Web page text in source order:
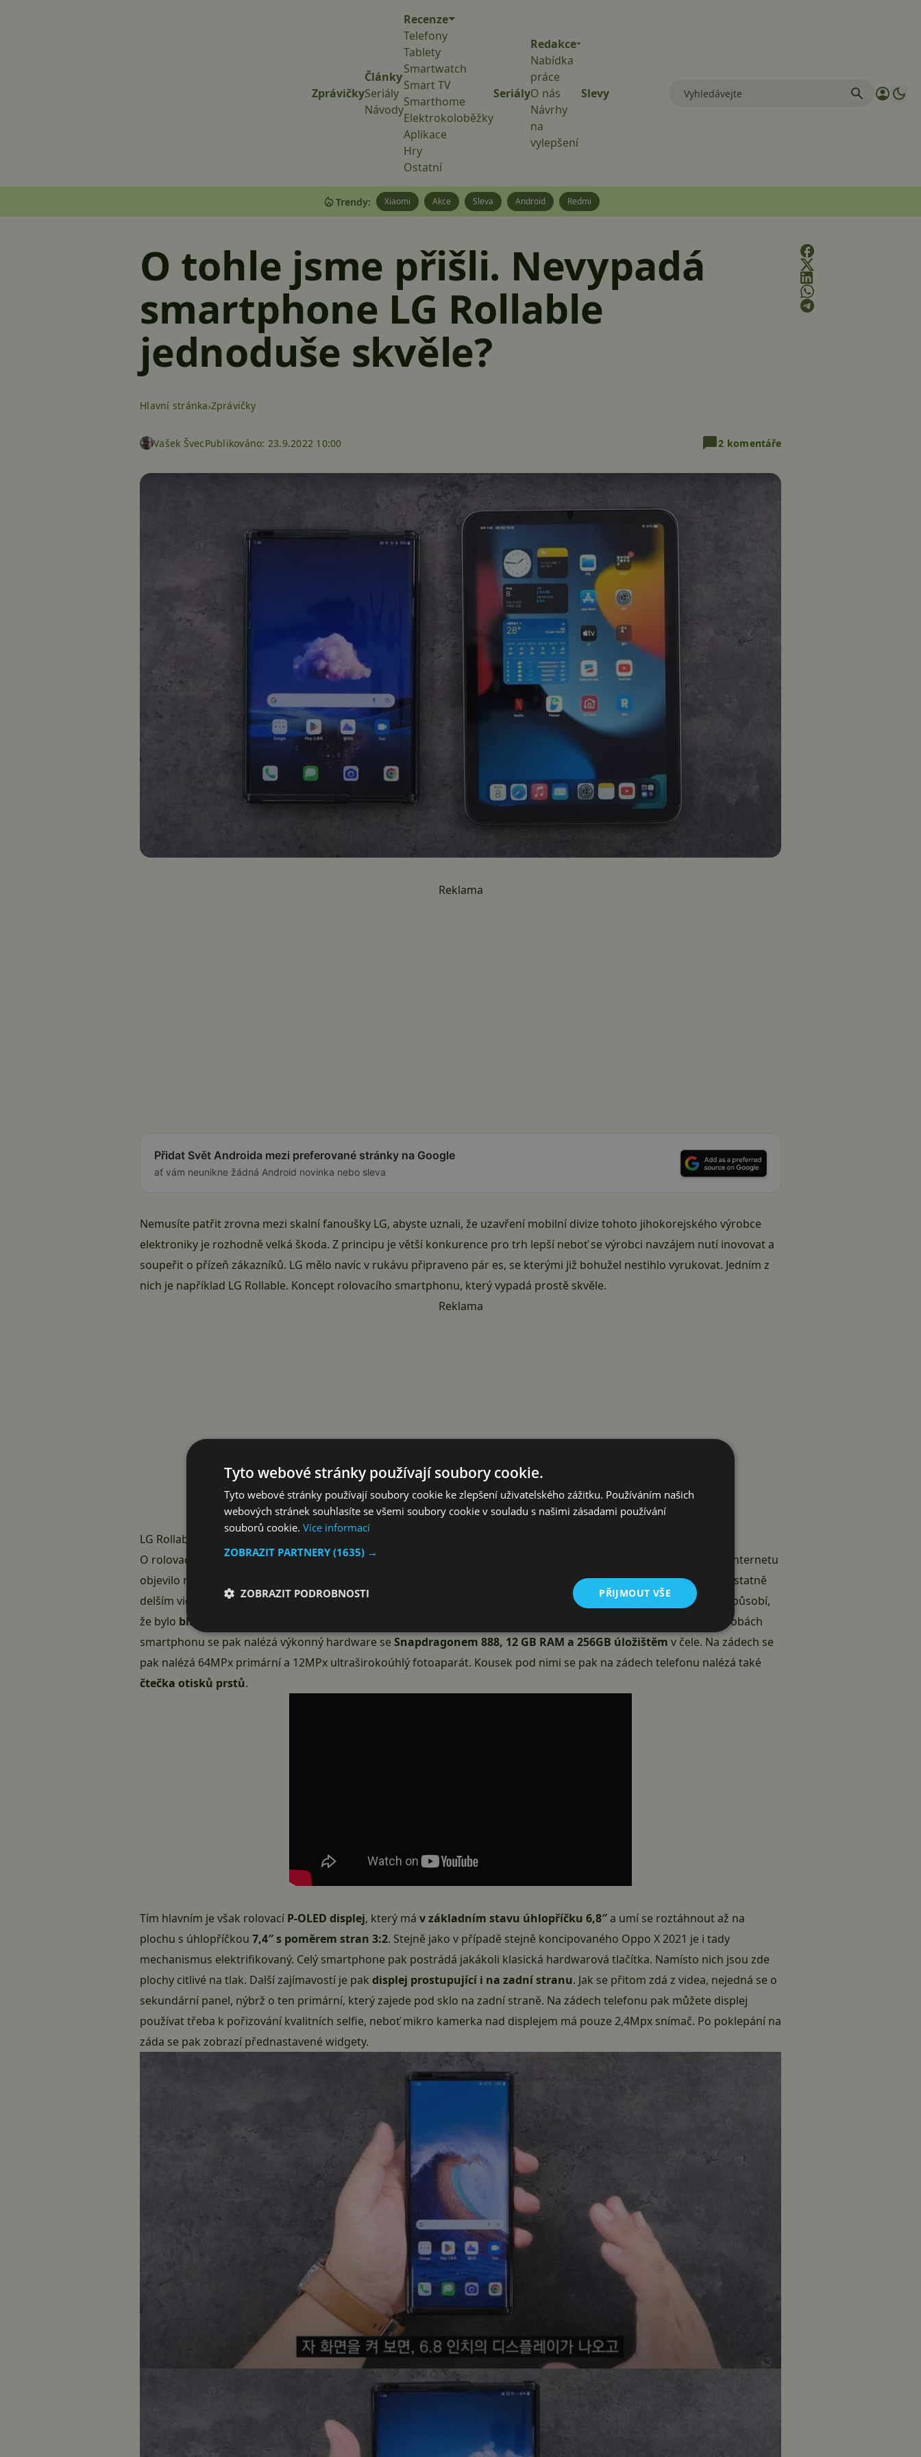
Zprávičky
Články
Seriály
Návody
Recenze
Telefony
Tablety
Smartwatch
Smart TV
Smarthome
Elektrokoloběžky
Aplikace
Hry
Ostatní
Seriály
Redakce
Nabídka
práce
O nás
Návrhy
na
vylepšení
Slevy
Trendy: Xiaomi Akce Sleva Android Redmi
O tohle jsme přišli. Nevypadá
smartphone LG Rollable
jednoduše skvěle?
Hlavní stránka Zprávičky
Vašek ŠvecPublikováno: 23.9.2022 10:00 2 komentáře
Reklama
Přidat Svět Androida mezi preferované stránky na Google
ať vám neunikne žádná Android novinka nebo sleva
Nemusíte patřit zrovna mezi skalní fanoušky LG, abyste uznali, že uzavření mobilní divize tohoto jihokorejského výrobce
elektroniky je rozhodně velká škoda. Z principu je větší konkurence pro trh lepší neboť se výrobci navzájem nutí inovovat a
soupeřit o přízeň zákazníků. LG mělo navíc v rukávu připraveno pár es, se kterými již bohužel nestihlo vyrukovat. Jedním z
nich je například LG Rollable. Koncept rolovacího smartphonu, který vypadá prostě skvěle.
Reklama
LG Rollable byl nadějný koncept
O rolovacím smartphonu od LG prosakovaly informace ještě před uzavřením mobilní divize výrobce a i poté se na internetu
objevilo několik krátkých videí, jelikož jeho prototypy skočily v rukou zaměstnanců LG. Nyní se však ukazuje na podstatně
delším videu, které poskytuje mnohem detailnější pohled na to, co mohlo být. Nutno poznamenat, že celé zařízení působí,
že bylo blízko finálnímu produktu
. Nasvědčuje tomu například prodejní balení, nebo originální flipový obal. V útrobách
smartphonu se pak nalézá výkonný hardware seSnapdragonem 888, 12 GB RAM a 256GB úložištěm v čele. Na zádech se
pak nalézá 64MPx primární a 12MPx ultraširokoúhlý fotoaparát. Kousek pod nimi se pak na zádech telefonu nalézá také
čtečka otisků prstů.
Tím hlavním je však rolovací P-OLED displej, který má v základním stavu úhlopříčku 6,8″a umí se roztáhnout až na
plochu s úhlopříčkou 7,4″ s poměrem stran 3:2. Stejně jako v případě stejně koncipovaného Oppo X 2021 je i tady
mechanismus elektrifikovaný. Celý smartphone pak postrádá jakákoli klasická hardwarová tlačítka. Namísto nich jsou zde
plochy citlivé na tlak. Další zajímavostí je pak displej prostupující i na zadní stranu. Jak se přitom zdá z videa, nejedná se o
sekundární panel, nýbrž o ten primární, který zajede pod sklo na zadní straně. Na zádech telefonu pak můžete displej
používat třeba k pořizování kvalitních selfie, neboť mikro kamerka nad displejem má pouze 2,4Mpx snímač. Po poklepání na
záda se pak zobrazí přednastavené widgety.
Tyto webové stránky používají soubory cookie.
Tyto webové stránky používají soubory cookie ke zlepšení uživatelského zážitku. Používáním našich
webových stránek souhlasíte se všemi soubory cookie v souladu s našimi zásadami používání
souborů cookie. Více informací
ZOBRAZIT PARTNERY(1635) →
PŘIJMOUT VŠE
ZOBRAZIT PODROBNOSTI